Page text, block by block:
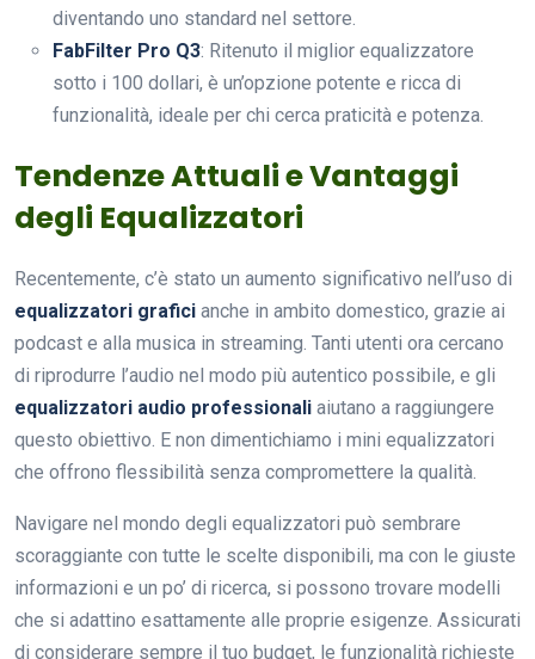
diventando uno standard nel settore.
FabFilter Pro Q3: Ritenuto il miglior equalizzatore
sotto i 100 dollari, è un’opzione potente e ricca di
funzionalità, ideale per chi cerca praticità e potenza.
Tendenze Attuali e Vantaggi
degli Equalizzatori
Recentemente, c’è stato un aumento significativo nell’uso di
equalizzatori grafici anche in ambito domestico, grazie ai
podcast e alla musica in streaming. Tanti utenti ora cercano
di riprodurre l’audio nel modo più autentico possibile, e gli
equalizzatori audio professionali aiutano a raggiungere
questo obiettivo. E non dimentichiamo i mini equalizzatori
che offrono flessibilità senza compromettere la qualità.
Navigare nel mondo degli equalizzatori può sembrare
scoraggiante con tutte le scelte disponibili, ma con le giuste
informazioni e un po’ di ricerca, si possono trovare modelli
che si adattino esattamente alle proprie esigenze. Assicurati
di considerare sempre il tuo budget, le funzionalità richieste